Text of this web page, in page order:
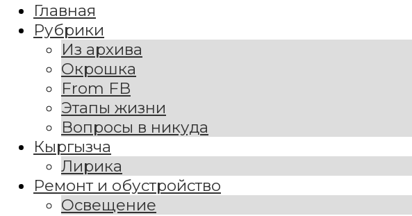
Главная
Рубрики
Из архива
Окрошка
From FB
Этапы жизни
Вопросы в никуда
Кыргызча
Лирика
Ремонт и обустройство
Освещение